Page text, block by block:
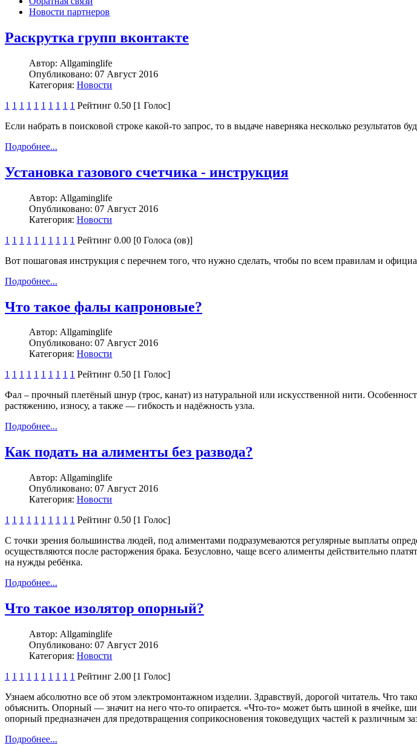
Новости партнеров
Раскрутка групп вконтакте
Автор: Allgaminglife
Опубликовано: 07 Август 2016
Категория: Новости
1 1 1 1 1 1 1 1 1 1 Рейтинг 0.50 [1 Голос]
Если набрать в поисковой строке какой-то запрос, то в выдаче наверняка несколько результатов
Подробнее...
Установка газового счетчика - инструкция
Автор: Allgaminglife
Опубликовано: 07 Август 2016
Категория: Новости
1 1 1 1 1 1 1 1 1 1 Рейтинг 0.00 [0 Голоса (ов)]
Вот пошаговая инструкция с перечнем того, что нужно сделать, чтобы по всем правилам и
Подробнее...
Что такое фалы капроновые?
Автор: Allgaminglife
Опубликовано: 07 Август 2016
Категория: Новости
1 1 1 1 1 1 1 1 1 1 Рейтинг 0.50 [1 Голос]
Фал – прочный плетёный шнур (трос, канат) из натуральной или искусственной нити.
растяжению, износу, а также — гибкость и надёжность узла.
Подробнее...
Как подать на алименты без развода?
Автор: Allgaminglife
Опубликовано: 07 Август 2016
Категория: Новости
1 1 1 1 1 1 1 1 1 1 Рейтинг 0.50 [1 Голос]
С точки зрения большинства людей, под алиментами подразумеваются регулярные выплаты
осуществляются после расторжения брака. Безусловно, чаще всего алименты действительно
на нужды ребёнка.
Подробнее...
Что такое изолятор опорный?
Автор: Allgaminglife
Опубликовано: 07 Август 2016
Категория: Новости
1 1 1 1 1 1 1 1 1 1 Рейтинг 2.00 [1 Голос]
Узнаем абсолютно все об этом электромонтажном изделии. Здравствуй, дорогой читатель. Что
объяснить. Опорный — значит на него что-то опирается. «Что-то» может быть шиной в ячейке,
опорный предназначен для предотвращения соприкосновения токоведущих частей к различным
Подробнее...